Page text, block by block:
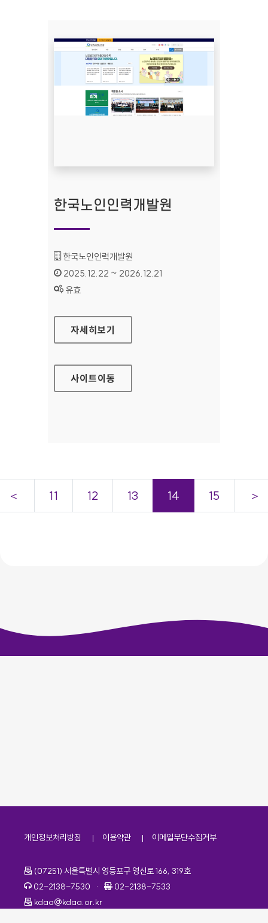
한국노인인력개발원
기관명 :
한국노인인력개발원
인증기간 :
2025.12.22 ~ 2026.12.21
상태 :
유효
한국노인인력개발원
자세히보기
사이트이동
＜ 11 12 13 14 15 ＞
개인정보처리방침 이용약관 이메일무단수집거부
주소
(07251) 서울특별시 영등포구 영신로 166, 319호
전화번호
02-2138-7530 · 팩스번호
02-2138-7533
이메일
kdaa@kdaa.or.kr